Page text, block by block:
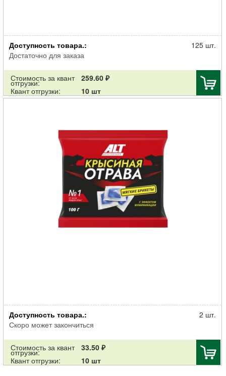
Клей АЛТ от грызунов туба 135г
Доступность товара.:
Достаточно для заказа
125 шт.
Стоимость за квант
отгрузки:
259.60 ₽
Квант отгрузки:
10 шт
Родентицид АЛТ Крысиная отрава от всех видов крыс мягкий брикет
Доступность товара.:
Скоро может закончиться
2 шт.
Стоимость за квант
отгрузки:
33.50 ₽
Квант отгрузки:
10 шт